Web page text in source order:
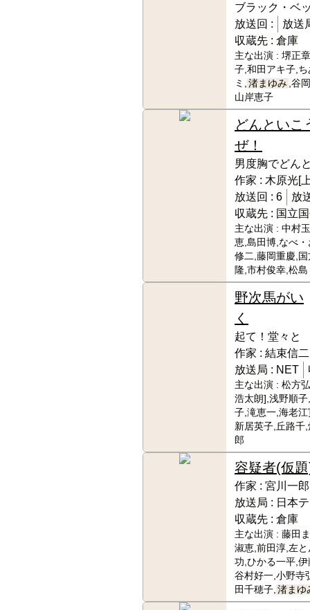
ブラック・ベ
放送回 :
放送
収蔵先 : 倉庫
主な出演 : 堺正
子,和田アキ子,
ミ,
渚まゆみ ,谷
山岸恵子
どんといこ
ぜ！
男度胸でどん
作家 : 木原光[
放送回 : 6
放
収蔵先 : 国立
主な出演 : 中村
恵,島田博,なべ
修二,藤岡重慶,
隆,市村俊幸,松島
野次馬がい
く
起て！堂々と
作家 : 結束信二
放送局 : NET
主な出演 : 松方
浩太朗],浅野順子,
子,滝恵一,海老
新居英子,丘路千
郎
容疑者(仮
作家 : 宮川一郎
放送局 : 日本
収蔵先 : 倉庫
主な出演 : 藤田
淑恵,前田淳,左
功,ひかる一平,
谷村好一,小野寺
田千穂子, 渚まゆ